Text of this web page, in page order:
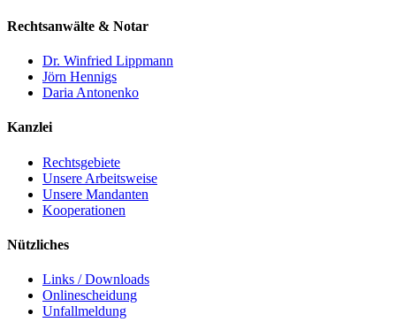
Rechtsanwälte & Notar
Dr. Winfried Lippmann
Jörn Hennigs
Daria Antonenko
Kanzlei
Rechtsgebiete
Unsere Arbeitsweise
Unsere Mandanten
Kooperationen
Nützliches
Links / Downloads
Onlinescheidung
Unfallmeldung